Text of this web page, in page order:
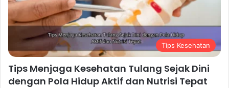
Tips Kesehatan
Tips Menjaga Kesehatan Tulang Sejak Dini
dengan Pola Hidup Aktif dan Nutrisi Tepat